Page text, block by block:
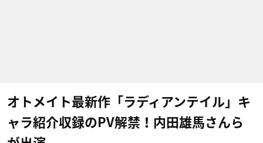
オトメイト最新作「ラディアンテイル」キ
ャラ紹介収録のPV解禁！内田雄馬さんら